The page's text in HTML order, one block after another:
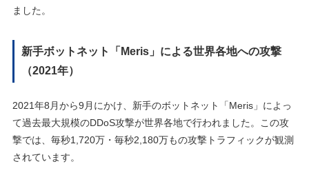
ました。
新手ボットネット「Meris」による世界各地への攻撃
（2021年）
2021年8月から9月にかけ、新手のボットネット「Meris」によっ
て過去最大規模のDDoS攻撃が世界各地で行われました。この攻
撃では、毎秒1,720万・毎秒2,180万もの攻撃トラフィックが観測
されています。